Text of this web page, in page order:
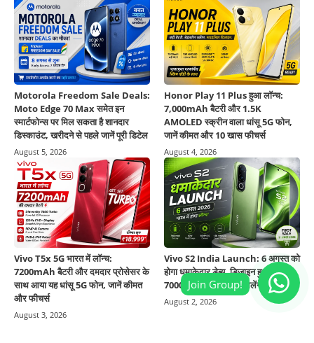
Motorola Freedom Sale Deals:
Moto Edge 70 Max समेत इन
स्मार्टफोन्स पर मिल सकता है शानदार
डिस्काउंट, खरीदने से पहले जानें पूरी डिटेल
August 5, 2026
Honor Play 11 Plus हुआ लॉन्च:
7,000mAh बैटरी और 1.5K
AMOLED स्क्रीन वाला धांसू 5G फोन,
जानें कीमत और 10 खास फीचर्स
August 4, 2026
Vivo T5x 5G भारत में लॉन्च:
7200mAh बैटरी और दमदार प्रोसेसर के
साथ आया यह धांसू 5G फोन, जानें कीमत
और फीचर्स
August 3, 2026
Vivo S2 India Launch: 6 अगस्त को
होगा धमाकेदार डेब्यू, डिजाइन हुआ रिवील,
7000mAh बैटरी समेत मिलेंगे ये फीचर्स
August 2, 2026